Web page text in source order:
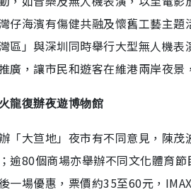
仔海濱有傷健共融及懷舊工藝主
區」與深圳同時舉行大型無人機
廣，讓市民和遊客在維港兩岸夜景
龍復辦夜遊博物館
「大笪地」夜市有不同意見，陳
逾80個商場亦舉辦不同文化體育
一場優惠，票價約35至60元，